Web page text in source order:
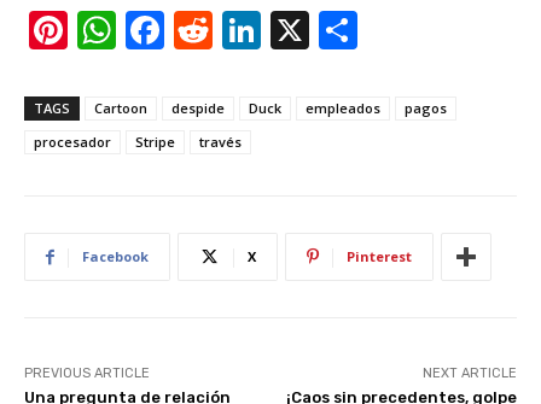
Pi
er
e
W
at
p
F
c
e
R
d
di
Li
k
X
ar
TAGS Cartoon despide Duck empleados
pagos
procesador
Stripe través
Facebook X Pinterest
PREVIOUS ARTICLE
Una pregunta de relación
NEXT ARTICLE
¡Caos sin precedentes, golpe